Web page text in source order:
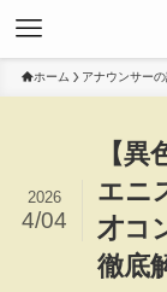
ホーム アナウンサー
【
エニ
才コ
徹底
2026
4/04